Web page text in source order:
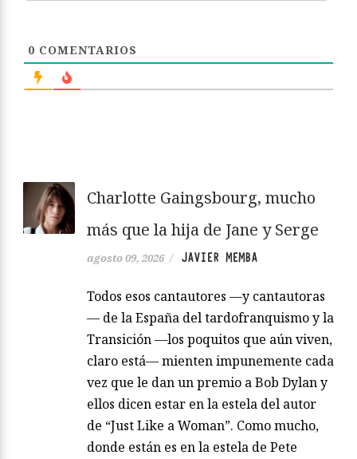
0 COMENTARIOS
Charlotte Gaingsbourg, mucho
más que la hija de Jane y Serge
agosto 09, 2026 / JAVIER MEMBA
Todos esos cantautores —y cantautoras
— de la España del tardofranquismo y la
Transición —los poquitos que aún viven,
claro está— mienten impunemente cada
vez que le dan un premio a Bob Dylan y
ellos dicen estar en la estela del autor
de “Just Like a Woman”. Como mucho,
donde están es en la estela de Pete